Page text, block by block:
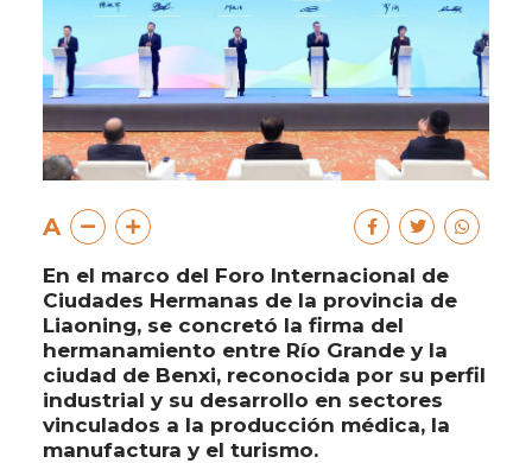
A
En el marco del Foro Internacional de
Ciudades Hermanas de la provincia de
Liaoning, se concretó la firma del
hermanamiento entre Río Grande y la
ciudad de Benxi, reconocida por su perfil
industrial y su desarrollo en sectores
vinculados a la producción médica, la
manufactura y el turismo.